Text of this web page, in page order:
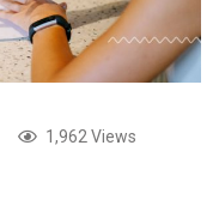
1,962 Views